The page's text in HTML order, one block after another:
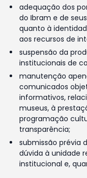
adequação dos
do Ibram e de
quanto à
aos recursos de
suspensão da
institucionais de
manutenção
comunicados
informativos,
museus, à
programação
transparência;
submissão prévia
dúvida à unidade
institucional e,